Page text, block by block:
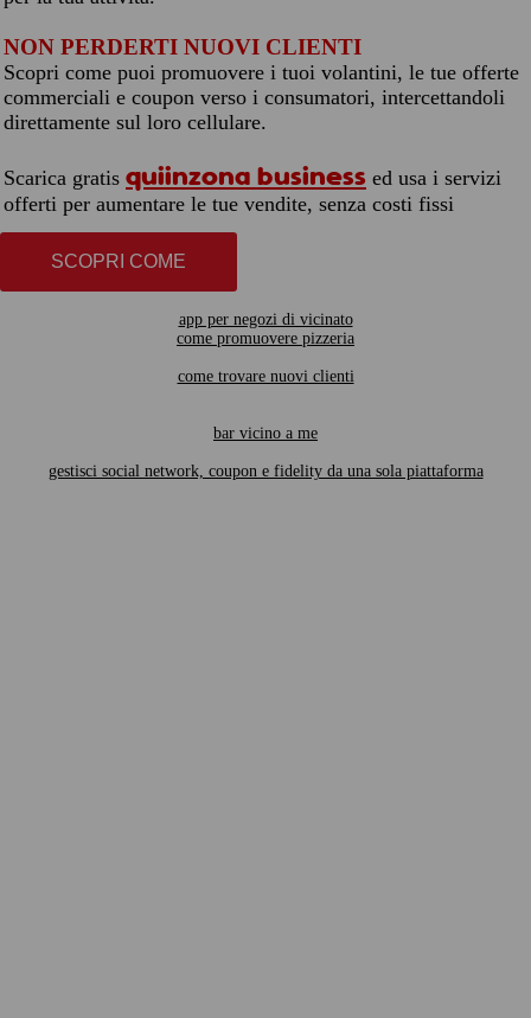
NON PERDERTI NUOVI CLIENTI
Scopri come puoi promuovere i tuoi volantini, le tue offerte
commerciali e coupon verso i consumatori, intercettandoli
direttamente sul loro cellulare.
Scarica gratis quiinzona business ed usa i servizi
offerti per aumentare le tue vendite, senza costi fissi
SCOPRI COME
app per negozi di vicinato
come promuovere pizzeria
come trovare nuovi clienti
bar vicino a me
gestisci social network, coupon e fidelity da una sola piattaforma